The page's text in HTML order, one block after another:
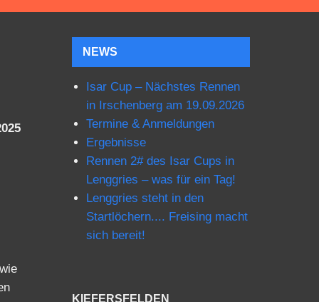
in Irschenberg am 19.09.2026
Termine & Anmeldungen
Ergebnisse
Rennen 2# des Isar Cups in
Lenggries – was für ein Tag!
Lenggries steht in den
Startlöchern.... Freising macht
sich bereit!
KIEFERSFELDEN